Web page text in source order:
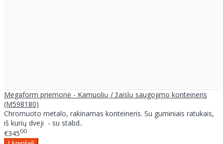
Megaform priemonė - Kamuolių / žaislų saugojimo konteineris
(M598180)
Chromuoto metalo, rakinamas konteineris. Su guminiais ratukais,
iš kurių dveji - su stabd..
€34500